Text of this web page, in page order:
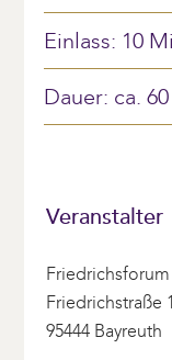
Einlass: 10
Dauer: ca.
Veranstalter
Friedrichsforum
Friedrichstraße
95444 Bayreuth